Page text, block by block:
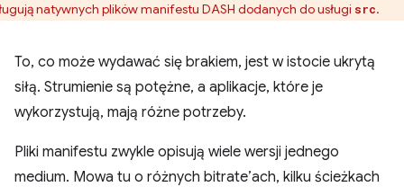
natywnych plików manifestu DASH dodanych do usługi src.
To, co może wydawać się brakiem, jest w istocie ukrytą
siłą. Strumienie są potężne, a aplikacje, które je
wykorzystują, mają różne potrzeby.
Pliki manifestu zwykle opisują wiele wersji jednego
medium. Mowa tu o różnych bitrate’ach, kilku ścieżkach